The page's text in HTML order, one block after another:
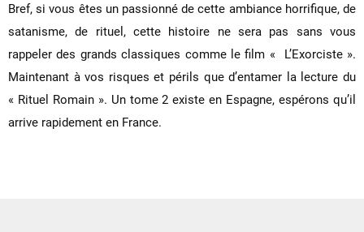
Bref, si vous êtes un passionné de cette ambiance horrifique, de
satanisme, de rituel, cette histoire ne sera pas sans vous
rappeler des grands classiques comme le film « L’Exorciste ».
Maintenant à vos risques et périls que d’entamer la lecture du
« Rituel Romain ». Un tome 2 existe en Espagne, espérons qu’il
arrive rapidement en France.